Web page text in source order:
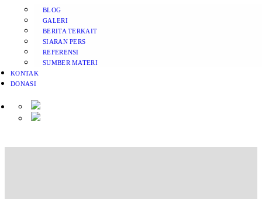
BLOG
GALERI
BERITA TERKAIT
SIARAN PERS
REFERENSI
SUMBER MATERI
KONTAK
DONASI